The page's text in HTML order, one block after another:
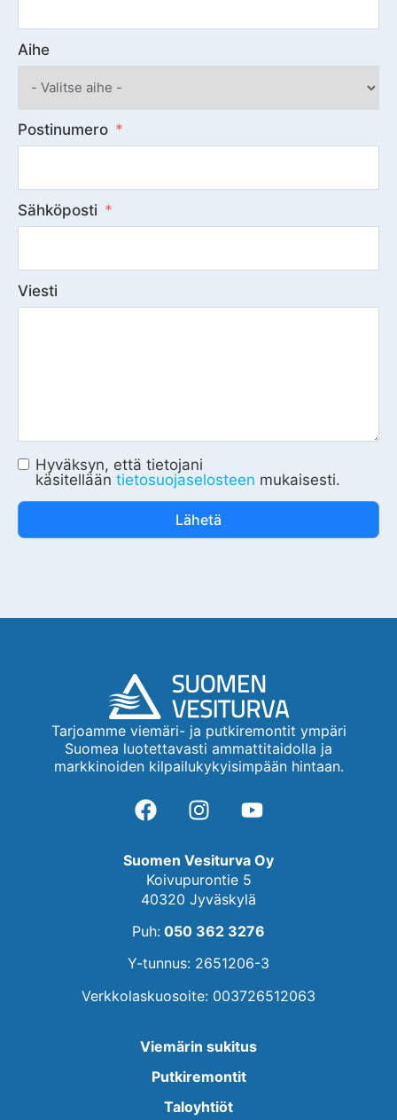
Aihe
Postinumero
Sähköposti
Viesti
Hyväksyn, että tietojani
käsitellään tietosuojaselosteen mukaisesti.
Lähetä
Tarjoamme viemäri- ja putkiremontit ympäri
Suomea luotettavasti ammattitaidolla ja
markkinoiden kilpailukykyisimpään hintaan.
Suomen Vesiturva Oy
Koivupurontie 5
40320 Jyväskylä
Puh: 050 362 3276
Y-tunnus: 2651206-3
Verkkolaskuosoite: 003726512063
Viemärin sukitus
Putkiremontit
Taloyhtiöt